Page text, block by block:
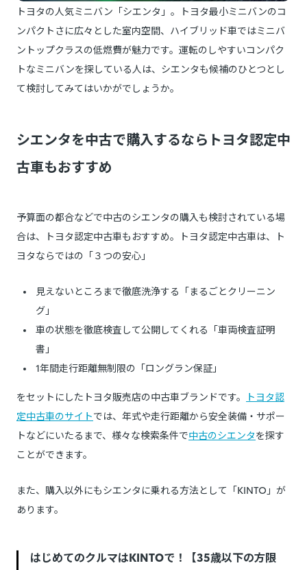
トヨタの人気ミニバン「シエンタ」。トヨタ最小ミニバンのコ
ンパクトさに広々とした室内空間、ハイブリッド車ではミニバ
ントップクラスの低燃費が魅力です。運転のしやすいコンパク
トなミニバンを探している人は、シエンタも候補のひとつとし
て検討してみてはいかがでしょうか。
シエンタを中古で購入するならトヨタ認定中
古車もおすすめ
予算面の都合などで中古のシエンタの購入も検討されている場
合は、トヨタ認定中古車もおすすめ。トヨタ認定中古車は、ト
ヨタならではの「３つの安心」
見えないところまで徹底洗浄する「まるごとクリーニン
グ」
車の状態を徹底検査して公開してくれる「車両検査証明
書」
1年間走行距離無制限の「ロングラン保証」
をセットにしたトヨタ販売店の中古車ブランドです。
トヨタ認
定中古車のサイトでは、年式や走行距離から安全装備・サポー
トなどにいたるまで、様々な検索条件で中古のシエンタを探す
ことができます。
また、購入以外にもシエンタに乗れる方法として「KINTO」が
あります。
はじめてのクルマはKINTOで！【35歳以下の方限